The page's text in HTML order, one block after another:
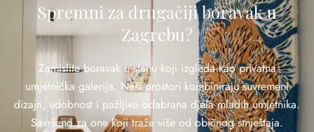
Spremni za drugačiji boravak u
Zagrebu?
Zamislite boravak u stanu koji izgleda kao privatna
umjetnička galerija. Naši prostori kombiniraju suvremeni
dizajn, udobnost i pažljivo odabrana djela mladih umjetnika.
Savršeno za one koji traže više od običnog smještaja.